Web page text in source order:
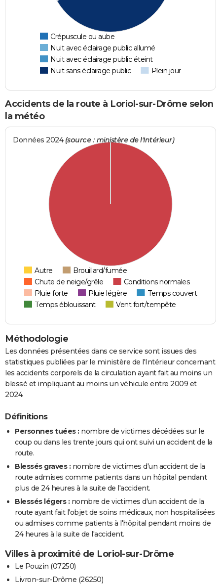
Crépuscule ou aube
Nuit avec éclairage public allumé
Nuit avec éclairage public éteint
Nuit sans éclairage public
Plein jour
Accidents de la route à Loriol-sur-Drôme selon
la météo
Données 2024 (source : ministère de l'Intérieur)
Autre
Brouillard/fumée
Chute de neige/grêle
Conditions normales
Pluie forte
Pluie légère
Temps couvert
Temps éblouissant
Vent fort/tempête
Méthodologie
Les données présentées dans ce service sont issues des
statistiques publiées par le ministère de l'Intérieur concernant
les accidents corporels de la circulation ayant fait au moins un
blessé et impliquant au moins un véhicule entre 2009 et
2024.
Définitions
Personnes tuées : nombre de victimes décédées sur le
coup ou dans les trente jours qui ont suivi un accident de la
route.
Blessés graves : nombre de victimes d'un accident de la
route admises comme patients dans un hôpital pendant
plus de 24 heures à la suite de l'accident.
Blessés légers : nombre de victimes d'un accident de la
route ayant fait l'objet de soins médicaux, non hospitalisées
ou admises comme patients à l'hôpital pendant moins de
24 heures à la suite de l'accident.
Villes à proximité de Loriol-sur-Drôme
Le Pouzin (07250)
Livron-sur-Drôme (26250)